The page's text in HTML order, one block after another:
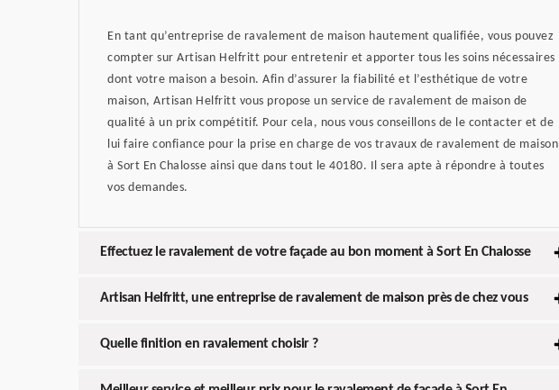
En tant qu’entreprise de ravalement de maison hautement qualifiée, vous pouvez
compter sur Artisan Helfritt pour entretenir et apporter tous les soins nécessaires
dont votre maison a besoin. Afin d’assurer la fiabilité et l’esthétique de votre
maison, Artisan Helfritt vous propose un service de ravalement de maison de
qualité à un prix compétitif. Pour cela, nous vous conseillons de le contacter et de
lui faire confiance pour la prise en charge de vos travaux de ravalement de maison
à Sort En Chalosse ainsi que dans tout le 40180. Il sera apte à répondre à toutes
vos demandes.
Effectuez le ravalement de votre façade au bon moment à Sort En Chalosse
Artisan Helfritt, une entreprise de ravalement de maison près de chez vous
Quelle finition en ravalement choisir ?